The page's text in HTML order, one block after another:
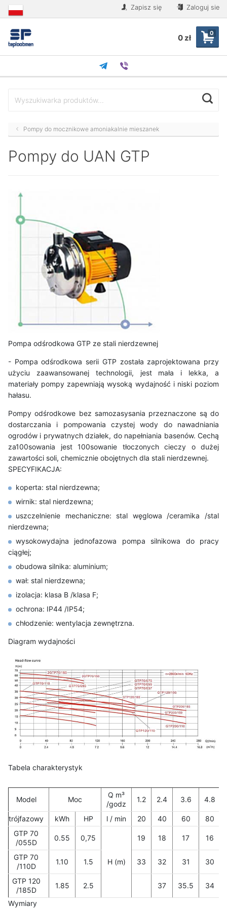
Zapisz się Zaloguj sie
0
0 zł
Pompy do mocznikowe amoniakalnie mieszanek
Pompy do UAN GTP
Pompa odśrodkowa GTP ze stali nierdzewnej
- Pompa odśrodkowa serii GTP została zaprojektowana przy
użyciu zaawansowanej technologii, jest mała i lekka, a
materiały pompy zapewniają wysoką wydajność i niski poziom
hałasu.
Pompy odśrodkowe bez samozasysania przeznaczone są do
dostarczania i pompowania czystej wody do nawadniania
ogrodów i prywatnych działek, do napełniania basenów. Cechą
za100sowania jest 100sowanie tłoczonych cieczy o dużej
zawartości soli, chemicznie obojętnych dla stali nierdzewnej.
SPECYFIKACJA:
koperta: stal nierdzewna;
wirnik: stal nierdzewna;
uszczelnienie mechaniczne: stal węglowa /ceramika /stal
nierdzewna;
wysokowydajna jednofazowa pompa silnikowa do pracy
ciągłej;
obudowa silnika: aluminium;
wał: stal nierdzewna;
izolacja: klasa B /klasa F;
ochrona: IP44 /IP54;
chłodzenie: wentylacja zewnętrzna.
Diagram wydajności
Tabela charakterystyk
Model Moc
Q m³
/godz
1.2 2.4 3.6 4.8
trójfazowy kWh HP l / min 20 40 60
80
GTP 70
/055D
0.55 0,75
H (m)
19 18 17 16
GTP 70
/110D
1.10 1.5 33 32 31 30
GTP 120
/185D
1.85 2.5 37 35.5 34
Wymiary